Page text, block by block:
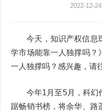
2022-12-
今天，知识产权信息
学市场能靠一人独撑吗？
一人独撑吗？感兴趣，请
今年1月至5月，科幻
踞畅销书榜，将余华、路